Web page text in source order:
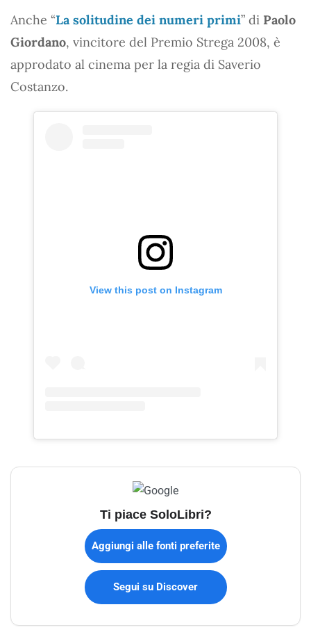
Anche “La solitudine dei numeri primi” di Paolo
Giordano, vincitore del Premio Strega 2008, è
approdato al cinema per la regia di Saverio
Costanzo.
View this post on Instagram
Ti piace SoloLibri?
Aggiungi alle fonti preferite
Segui su Discover